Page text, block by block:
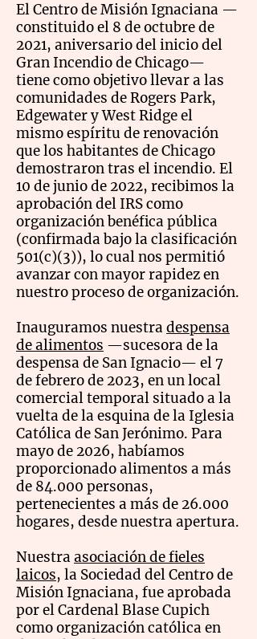
El Centro de Misión Ignaciana —
constituido el 8 de octubre de
2021, aniversario del inicio del
Gran Incendio de Chicago—
tiene como objetivo llevar a las
comunidades de Rogers Park,
Edgewater y West Ridge el
mismo espíritu de renovación
que los habitantes de Chicago
demostraron tras el incendio. El
10 de junio de 2022, recibimos la
aprobación del IRS como
organización benéfica pública
(confirmada bajo la clasificación
501(c)(3)), lo cual nos permitió
avanzar con mayor rapidez en
nuestro proceso de organización.
Inauguramos nuestra despensa
de alimentos —sucesora de la
despensa de San Ignacio— el 7
de febrero de 2023, en un local
comercial temporal situado a la
vuelta de la esquina de la Iglesia
Católica de San Jerónimo. Para
mayo de 2026, habíamos
proporcionado alimentos a más
de 84.000 personas,
pertenecientes a más de 26.000
hogares, desde nuestra apertura.
Nuestra asociación de fieles
laicos, la Sociedad del Centro de
Misión Ignaciana, fue aprobada
por el Cardenal Blase Cupich
como organización católica en